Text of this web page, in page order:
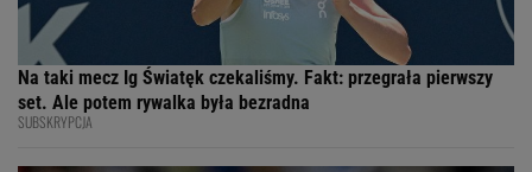
Na taki mecz Ig Światęk czekaliśmy. Fakt: przegrała pierwszy
set. Ale potem rywalka była bezradna
SUBSKRYPCJA